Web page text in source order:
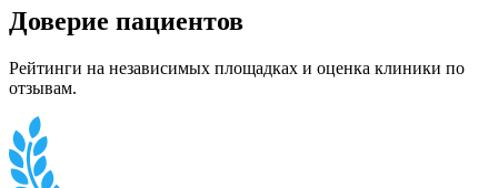
Доверие пациентов
Рейтинги на независимых площадках и оценка клиники по
отзывам.